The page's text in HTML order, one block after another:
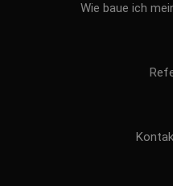
Wie baue ich